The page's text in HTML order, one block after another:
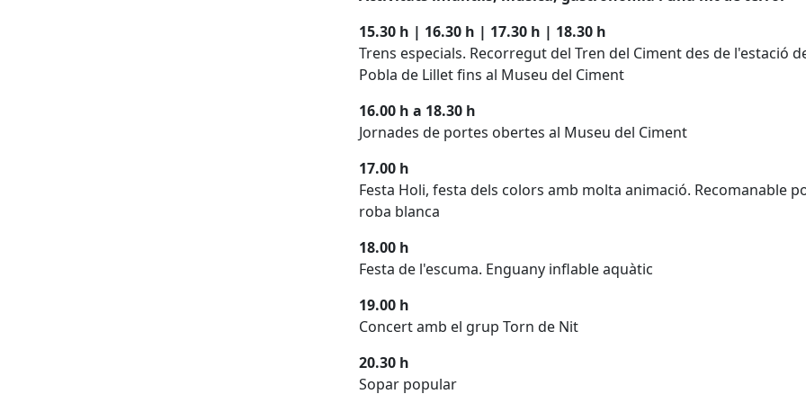
15.30 h | 16.30 h | 17.30 h | 18.30 h
Trens especials. Recorregut del Tren del Ciment des de l'estació
Pobla de Lillet fins al Museu del Ciment
16.00 h a 18.30 h
Jornades de portes obertes al Museu del Ciment
17.00 h
Festa Holi, festa dels colors amb molta animació. Recomanable
roba blanca
18.00 h
Festa de l'escuma. Enguany inflable aquàtic
19.00 h
Concert amb el grup Torn de Nit
20.30 h
Sopar popular